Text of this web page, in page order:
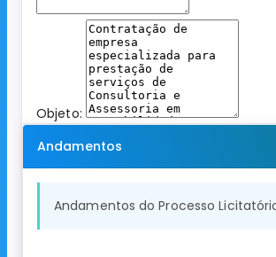
Objeto:
Andamentos
Andamentos do Processo